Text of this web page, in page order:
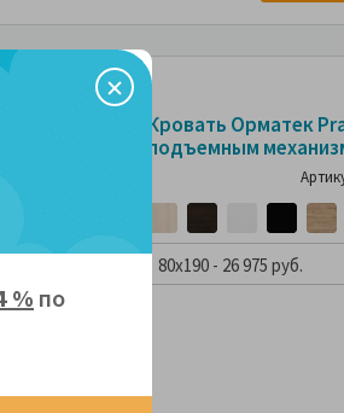
Кровать Орматек
подъемным
80x190 - 26 975 руб.
% по